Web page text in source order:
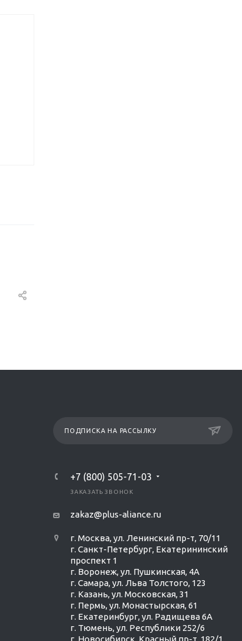
ПОДПИСКА НА РАССЫЛКУ
+7 (800) 505-71-03
ЗАКАЗАТЬ ЗВОНОК
zakaz@plus-aliance.ru
г. Москва, ул. Ленинский пр-т, 70/11
г. Санкт-Петербург, Екатерининский
проспект 1
г. Воронеж, ул. Пушкинская, 4А
г. Самара, ул. Льва Толстого, 123
г. Казань, ул. Московская, 31
г. Пермь, ул. Монастырская, 61
г. Екатеринбург, ул. Радищева 6А
г. Тюмень, ул. Республики 252/6